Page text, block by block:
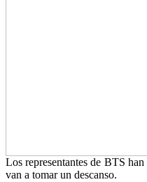
Los representantes de BTS
van a tomar un descanso.